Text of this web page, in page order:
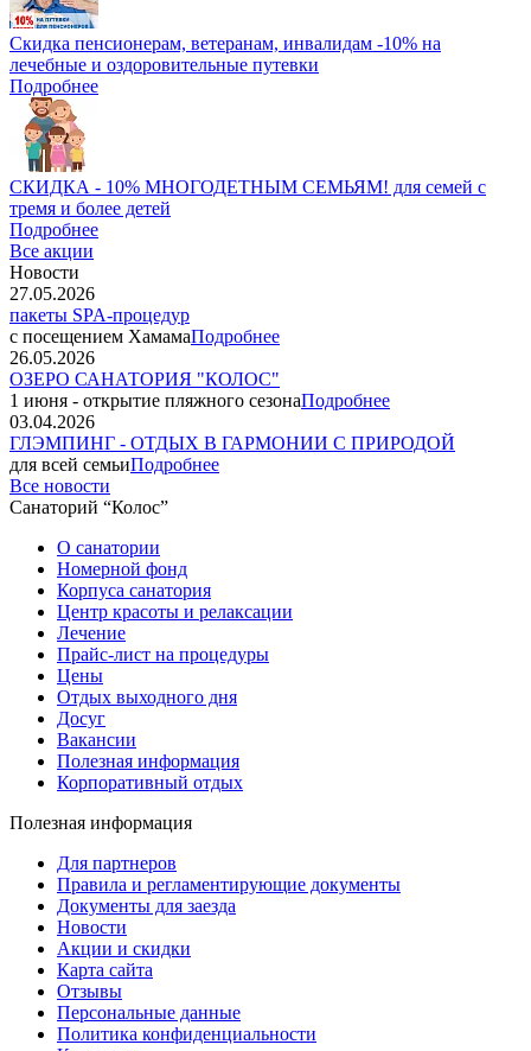
Скидка пенсионерам, ветеранам, инвалидам -10% на
лечебные и оздоровительные путевки
Подробнее
СКИДКА - 10% МНОГОДЕТНЫМ СЕМЬЯМ! для семей с
тремя и более детей
Подробнее
Все акции
Новости
27.05.2026
пакеты SPA-процедур
с посещением ХамамаПодробнее
26.05.2026
ОЗЕРО САНАТОРИЯ "КОЛОС"
1 июня - открытие пляжного сезонаПодробнее
03.04.2026
ГЛЭМПИНГ - ОТДЫХ В ГАРМОНИИ С ПРИРОДОЙ
для всей семьиПодробнее
Все новости
Санаторий “Колос”
О санатории
Номерной фонд
Корпуса санатория
Центр красоты и релаксации
Лечение
Прайс-лист на процедуры
Цены
Отдых выходного дня
Досуг
Вакансии
Полезная информация
Корпоративный отдых
Полезная информация
Для партнеров
Правила и регламентирующие документы
Документы для заезда
Новости
Акции и скидки
Карта сайта
Отзывы
Персональные данные
Политика конфиденциальности